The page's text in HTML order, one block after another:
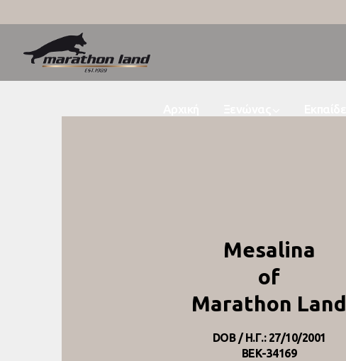
Mesalina
of
Marathon Land
DOB / Η.Γ.: 27/10/2001
BEK-34169